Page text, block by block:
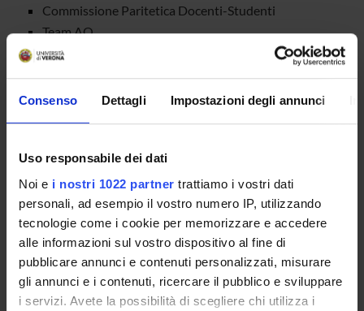
Consenso Dettagli Impostazioni degli annunci
Uso responsabile dei dati
Noi e i nostri 1022 partner trattiamo i vostri dati
personali, ad esempio il vostro numero IP, utilizzando
tecnologie come i cookie per memorizzare e accedere
alle informazioni sul vostro dispositivo al fine di
pubblicare annunci e contenuti personalizzati, misurare
gli annunci e i contenuti, ricercare il pubblico e sviluppare
i servizi. Avete la possibilità di scegliere chi utilizza i
Commissione Paritetica Docenti-Studenti
Team AQ
STUDENT ADMINISTRATION
OFFICES
Professional masters and advanced courses unit
Scuole di Specializzazione d'area medica ed esami di
stato
National and International PhD Programmes